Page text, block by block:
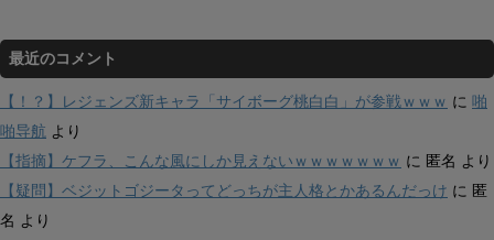
最近のコメント
【！？】レジェンズ新キャラ「サイボーグ桃白白」が参戦ｗｗｗ に 啪
啪导航 より
【指摘】ケフラ、こんな風にしか見えないｗｗｗｗｗｗｗ に 匿名 より
【疑問】ベジットゴジータってどっちが主人格とかあるんだっけ に 匿
名 より